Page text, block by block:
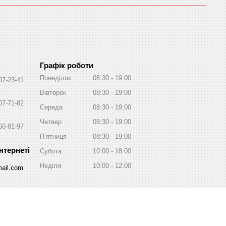
23-41
71-82
81-97
Графік роботи
Понеділок 08:30
19:00
Вівторок
08:30
19:00
Середа
08:30
19:00
Четвер
08:30
19:00
Пʼятниця
08:30
19:00
Субота
10:00
18:00
Неділя
10:00 12:00